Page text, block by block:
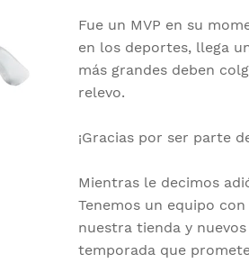
Fue un MVP en su
en los deportes, llega
más grandes deben
relevo.
¡Gracias por ser parte
Mientras le decimos
Tenemos un equipo
nuestra tienda y
temporada que